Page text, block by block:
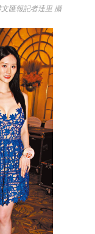
匯報記者達里 攝